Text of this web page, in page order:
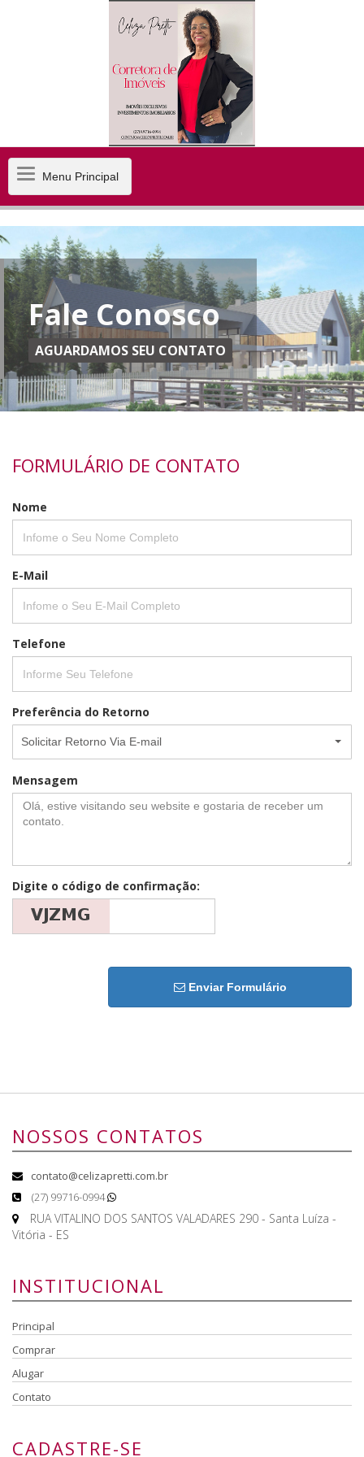
MenuMenu Principal
Fale Conosco
AGUARDAMOS SEU CONTATO
FORMULÁRIO DE CONTATO
Nome
E-Mail
Telefone
Preferência do Retorno
Solicitar Retorno Via E-mail
Mensagem
Digite o código de confirmação:
Enviar Formulário
NOSSOS CONTATOS
contato@celizapretti.com.br
(27) 99716-0994
RUA VITALINO DOS SANTOS VALADARES 290 - Santa Luíza -
Vitória - ES
INSTITUCIONAL
Principal
Comprar
Alugar
Contato
CADASTRE-SE